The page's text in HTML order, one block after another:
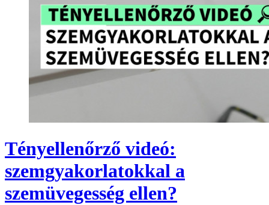
Tényellenőrző videó:
szemgyakorlatokkal a
szemüvegesség ellen?